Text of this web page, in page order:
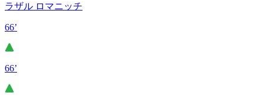
ラザル ロマニッチ
66’
66’